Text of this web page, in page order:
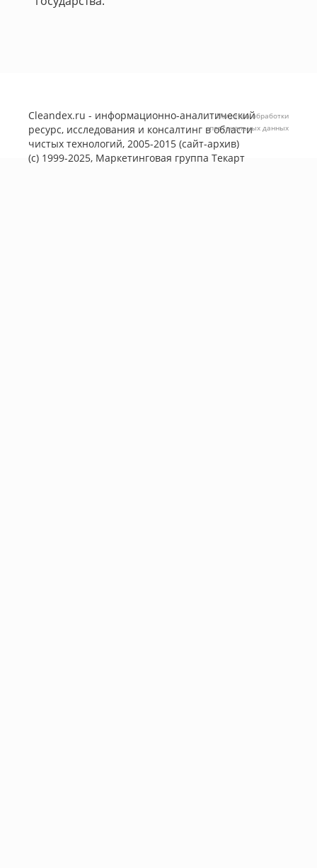
Cleandex.ru - информационно-аналитический
ресурс, исследования и консалтинг в области
чистых технологий, 2005-2015 (сайт-архив)
(с) 1999-2025, Маркетинговая группа Текарт
Политика обработки
персональных данных